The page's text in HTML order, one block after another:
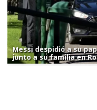
Messi despidió a su
junto a su familia en